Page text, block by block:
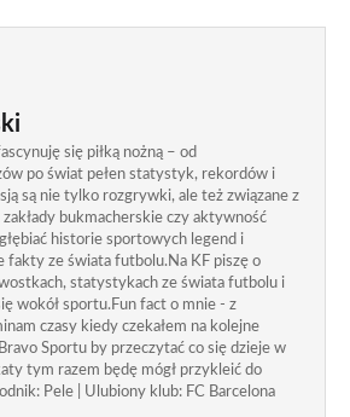
się piłką nożną – od
po świat pełen statystyk, rekordów i
są nie tylko rozgrywki, ale też związane z
bukmacherskie czy aktywność
historie sportowych legend i
fakty ze świata futbolu.Na KF piszę o
statystykach ze świata futbolu i
wokół sportu.Fun fact o mnie - z
czasy kiedy czekałem na kolejne
Sportu by przeczytać co się dzieje w
tym razem będę mógł przykleić do
Pele | Ulubiony klub: FC Barcelona